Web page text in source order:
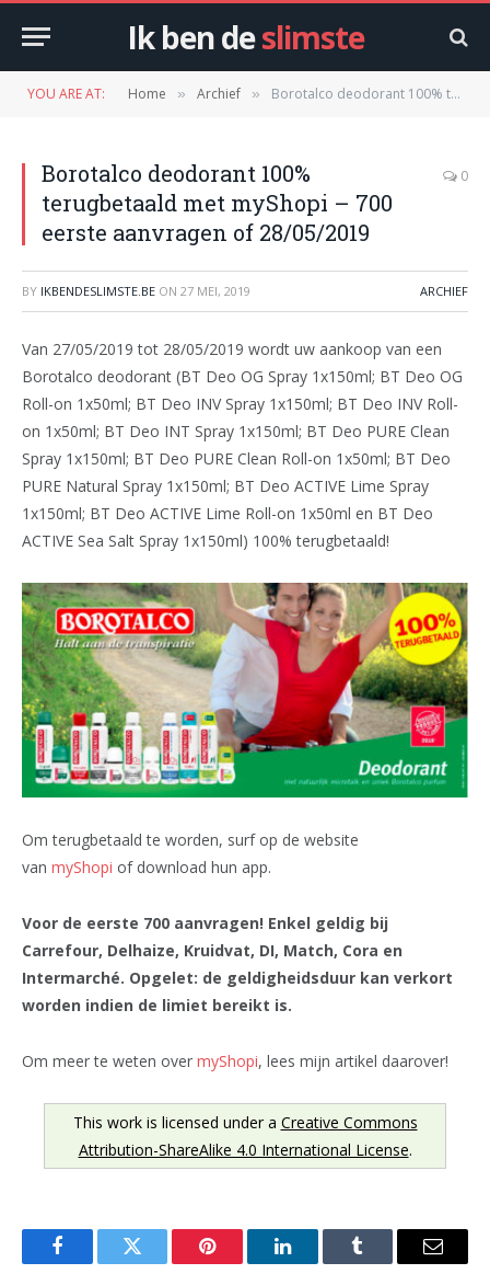
Ik ben deslimste
YOU ARE AT: Home » Archief » Borotalco deodorant 100% terugbetaald met myShopi – 700 eerste aanvragen of 28/05/2019
Borotalco deodorant 100%
terugbetaald met myShopi – 700
eerste aanvragen of 28/05/2019
0
BY IKBENDESLIMSTE.BE ON 27 MEI, 2019 ARCHIEF
Van 27/05/2019 tot 28/05/2019 wordt uw aankoop van een
Borotalco deodorant (BT Deo OG Spray 1x150ml; BT Deo OG
Roll-on 1x50ml; BT Deo INV Spray 1x150ml; BT Deo INV Roll-
on 1x50ml; BT Deo INT Spray 1x150ml; BT Deo PURE Clean
Spray 1x150ml; BT Deo PURE Clean Roll-on 1x50ml; BT Deo
PURE Natural Spray 1x150ml; BT Deo ACTIVE Lime Spray
1x150ml; BT Deo ACTIVE Lime Roll-on 1x50ml en BT Deo
ACTIVE Sea Salt Spray 1x150ml) 100% terugbetaald!
Om terugbetaald te worden, surf op de website
van myShopi of download hun app.
Voor de eerste 700 aanvragen! Enkel geldig bij
Carrefour, Delhaize, Kruidvat, DI, Match, Cora en
Intermarché. Opgelet: de geldigheidsduur kan verkort
worden indien de limiet bereikt is.
Om meer te weten over myShopi, lees mijn artikel daarover!
This work is licensed under a Creative Commons
Attribution-ShareAlike 4.0 International License.
FacebookTwitter Pinterest LinkedInTumblr Email